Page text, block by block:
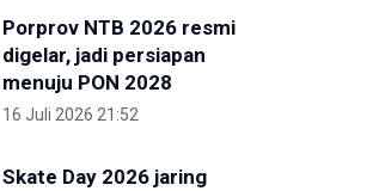
Porprov NTB 2026 resmi
digelar, jadi persiapan
menuju PON 2028
16 Juli 2026 21:52
Skate Day 2026 jaring